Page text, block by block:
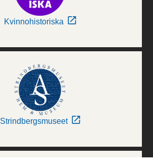
Kvinnohistoriska
Strindbergsmuseet